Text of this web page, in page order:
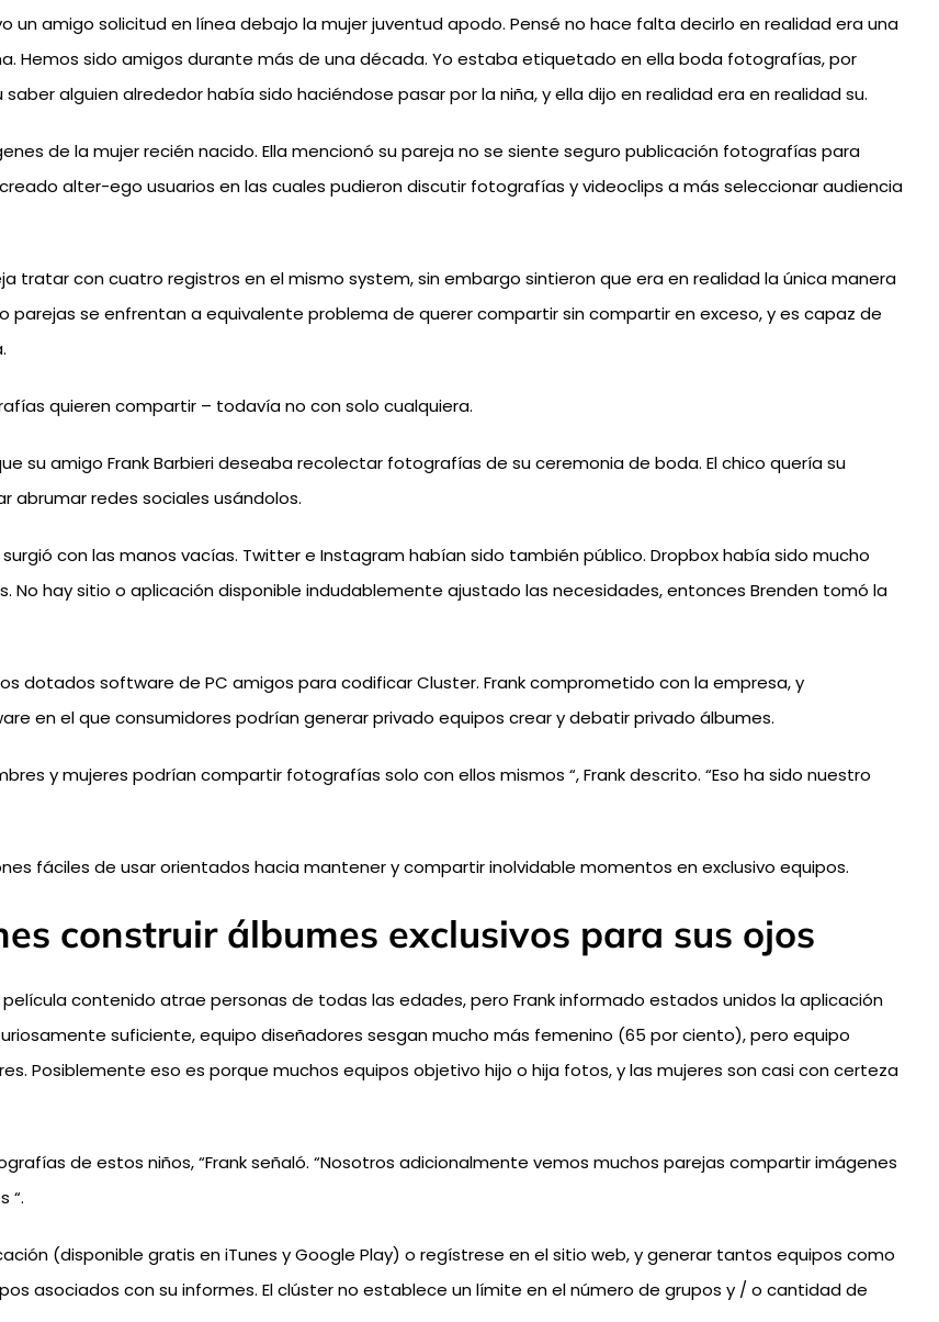
un amigo solicitud en línea debajo la mujer juventud apodo. Pensé no hace falta decirlo en realidad era una
Hemos sido amigos durante más de una década. Yo estaba etiquetado en ella boda fotografías, por
alguien alrededor había sido haciéndose pasar por la niña, y ella dijo en realidad era en realidad su.
de la mujer recién nacido. Ella mencionó su pareja ​​no se siente seguro publicación fotografías para
alter-ego usuarios en las cuales pudieron discutir fotografías y videoclips a más seleccionar audiencia
​​tratar con cuatro registros en el mismo system, sin embargo sintieron que era en realidad la única manera
se enfrentan a equivalente problema de querer compartir sin compartir en exceso, y es capaz de
quieren compartir – todavía no con solo cualquiera.
su amigo Frank Barbieri deseaba recolectar fotografías de su ceremonia de boda. El chico quería su
abrumar redes sociales usándolos.
con las manos vacías. Twitter e Instagram habían sido también público. Dropbox había sido mucho
hay sitio o aplicación disponible indudablemente ajustado las necesidades, entonces Brenden tomó la
dotados software de PC amigos para codificar Cluster. Frank comprometido con la empresa, y
en el que consumidores podrían generar privado equipos crear y debatir privado álbumes.
y mujeres podrían compartir fotografías solo con ellos mismos “, Frank descrito. “Eso ha sido nuestro
fáciles de usar orientados hacia mantener y compartir inolvidable momentos en exclusivo equipos.
construir álbumes exclusivos para sus ojos
contenido atrae personas de todas las edades, pero Frank informado estados unidos la aplicación
suficiente, equipo diseñadores sesgan mucho más femenino (65 por ciento), pero equipo
Posiblemente eso es porque muchos equipos objetivo hijo o hija fotos, y las mujeres son casi con certeza
de estos niños, “Frank señaló. “Nosotros adicionalmente vemos muchos parejas compartir imágenes
“.
(disponible gratis en iTunes y Google Play) o regístrese en el sitio web, y generar tantos equipos como
asociados con su informes. El clúster no establece un límite en el número de grupos y / o cantidad de